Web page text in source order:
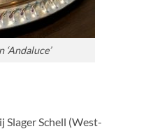
Slager Schell (West-